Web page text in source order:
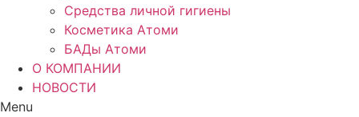
Средства личной гигиены
Косметика Атоми
БАДы Атоми
О КОМПАНИИ
НОВОСТИ
Menu